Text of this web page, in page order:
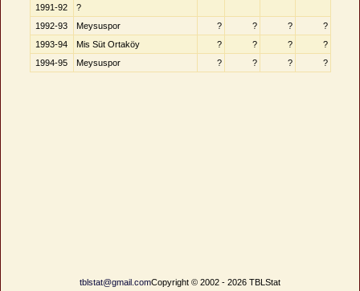
1991-92
?
1992-93
Meysuspor ? ? ?
?
1993-94
Mis Süt Ortaköy ? ? ?
?
1994-95
Meysuspor ? ? ? ?
tblstat@gmail.comCopyright © 2002 - 2026 TBLStat